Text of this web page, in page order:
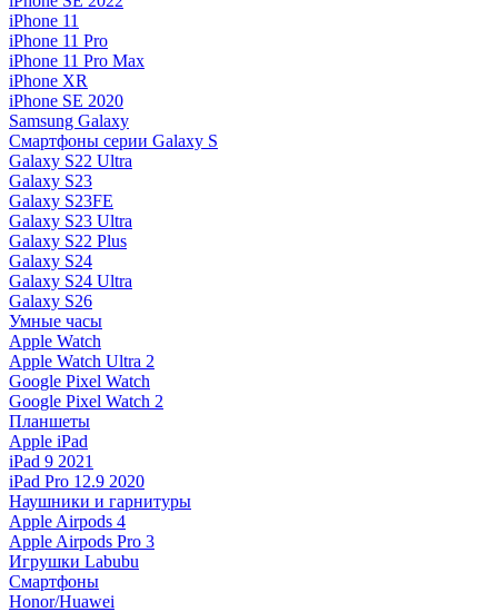
iPhone 11
iPhone 11 Pro
iPhone 11 Pro Max
iPhone XR
iPhone SE 2020
Samsung Galaxy
Смартфоны серии Galaxy S
Galaxy S22 Ultra
Galaxy S23
Galaxy S23FE
Galaxy S23 Ultra
Galaxy S22 Plus
Galaxy S24
Galaxy S24 Ultra
Galaxy S26
Умные часы
Apple Watch
Apple Watch Ultra 2
Google Pixel Watch
Google Pixel Watch 2
Планшеты
Apple iPad
iPad 9 2021
iPad Pro 12.9 2020
Наушники и гарнитуры
Apple Airpods 4
Apple Airpods Pro 3
Игрушки Labubu
Смартфоны
Honor/Huawei